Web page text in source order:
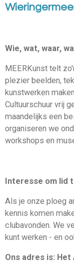
Wie, wat, waar,
MEERKunst telt
plezier beelden,
kunstwerken
Cultuurschuur vrij
maandelijks een
organiseren we
workshops en
Interesse om lid
Als je onze ploeg
kennis komen
clubavonden. We
kunt werken - en
Ons adres is: Het